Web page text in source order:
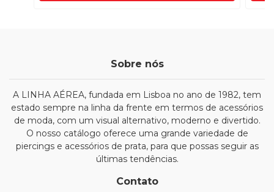
Sobre nós
A LINHA AÉREA, fundada em Lisboa no ano de 1982, tem
estado sempre na linha da frente em termos de acessórios
de moda, com um visual alternativo, moderno e divertido.
O nosso catálogo oferece uma grande variedade de
piercings e acessórios de prata, para que possas seguir as
últimas tendências.
Contato